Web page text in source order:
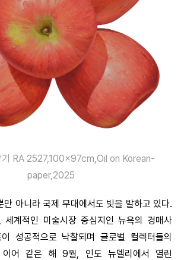
기 RA 2527,100x97cm,Oil on Korean-
paper,2025
만 아니라 국제 무대에서도 빛을 발하고 있다.
계적인 미술시장 중심지인 뉴욕의 경매사
성공적으로 낙찰되며 글로벌 컬렉터들의
이어 같은 해 9월, 인도 뉴델리에서 열린